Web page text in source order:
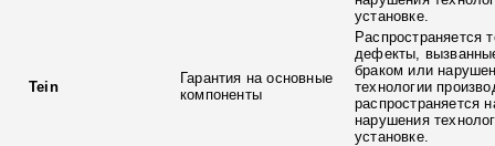
установке.
Tein
Гарантия на основные
компоненты
Распространяется
дефекты,
браком или
технологии
распространяется
нарушения
установке.